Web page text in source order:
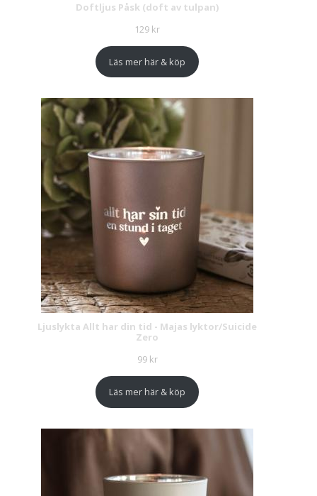
Doftljus Påsk (doft av tulpan)
129 kr
Läs mer här & köp
Ljuslykta Allt har din tid - Majas lyktor/Suicide
Zero
99 kr
Läs mer här & köp